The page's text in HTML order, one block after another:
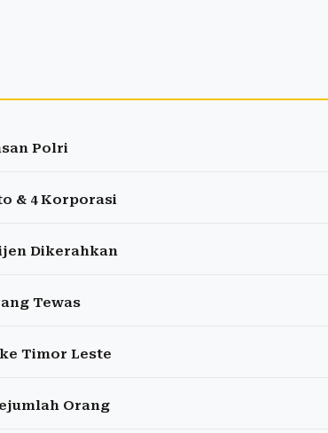
Polri
& 4 Korporasi
Dikerahkan
Tewas
Timor Leste
Orang